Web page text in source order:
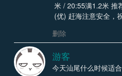
米 / 20:55满1.2米 推
(优) 赶海注意安全，
删除
游客
今天汕尾什么时候适